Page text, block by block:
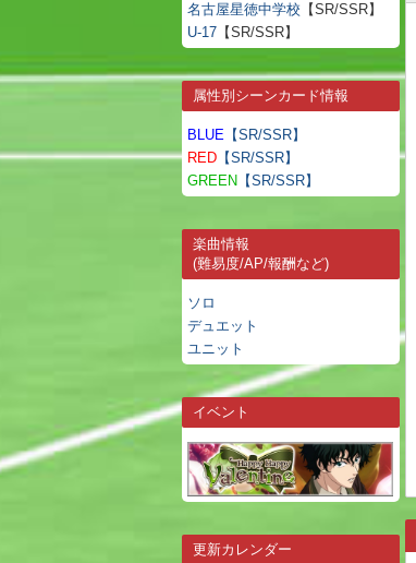
名古屋星徳中学校 【SR/SSR】
U-17 【SR/SSR】
属性別シーンカード情報
BLUE 【SR/SSR】
RED 【SR/SSR】
GREEN 【SR/SSR】
楽曲情報
(難易度/AP/報酬など)
ソロ
デュエット
ユニット
イベント
更新カレンダー